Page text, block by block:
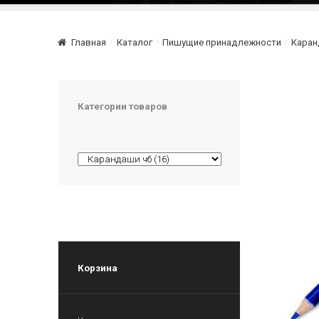
Главная Каталог Пишущие принадлежности
Категории товаров
Корзина